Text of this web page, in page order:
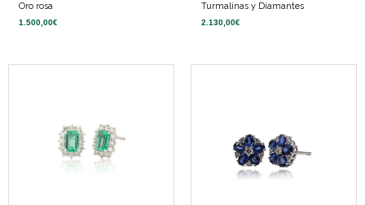
Oro rosa
1.500,00€
Turmalinas y Diamantes
2.130,00€